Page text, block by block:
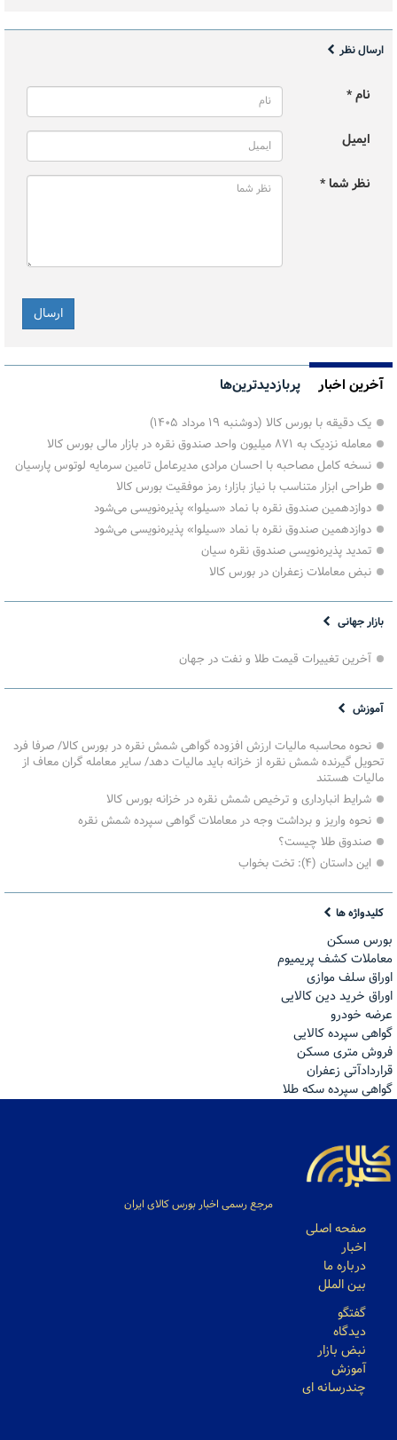
ارسال نظر
نام *
ایمیل
نظر شما *
آخرین اخبار پربازدیدترین‌ها
یک دقیقه با بورس کالا (دوشنبه ۱۹ مرداد ۱۴۰۵)
معامله نزدیک به ۸۷۱ میلیون واحد صندوق نقره در بازار مالی بورس کالا
نسخه کامل مصاحبه با احسان مرادی مدیرعامل تامین سرمایه لوتوس پارسیان
طراحی ابزار متناسب با نیاز بازار؛ رمز موفقیت بورس کالا
دوازدهمین صندوق نقره با نماد «سیلوا» پذیره‌نویسی می‌شود
دوازدهمین صندوق نقره با نماد «سیلوا» پذیره‌نویسی می‌شود
تمدید پذیره‌نویسی صندوق نقره سیان
نبض معاملات زعفران در بورس کالا
بازار جهانی
آخرین تغییرات قیمت طلا و نفت در جهان
آموزش
نحوه محاسبه مالیات ارزش افزوده گواهی شمش نقره در بورس کالا/ صرفا فرد
تحویل گیرنده شمش نقره از خزانه باید مالیات دهد/ سایر معامله گران معاف از
مالیات هستند
شرایط انبارداری و ترخیص شمش نقره در خزانه بورس کالا
نحوه واریز و برداشت وجه در معاملات گواهی سپرده شمش نقره
صندوق طلا چیست؟
این داستان (۴): تخت بخواب
کلیدواژه ها
بورس مسکن
معاملات کشف پریمیوم
اوراق سلف موازی
اوراق خرید دین کالایی
عرضه خودرو
گواهی سپرده کالایی
فروش مترى مسكن
قراردادآتی زعفران
گواهی سپرده سکه طلا
مرجع رسمی اخبار بورس کالای ایران
صفحه اصلی
اخبار
درباره ما
بین الملل
گفتگو
دیدگاه
نبض بازار
آموزش
چندرسانه ای